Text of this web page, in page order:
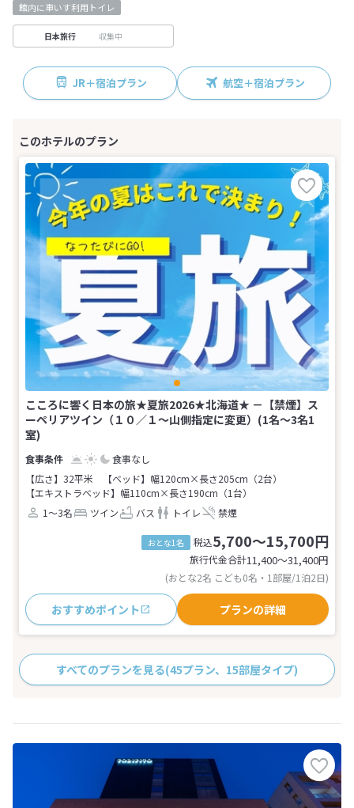
館内に車いす利用トイレ
日本旅行 収集中
JR＋宿泊プラン 航空＋宿泊プラン
こころに響く日本の旅★夏旅2026★北海道★ －【禁煙】ス
ーペリアツイン（１０／１～山側指定に変更）(1名～3名1
室)
食事なし
【広さ】32平米
【ベッド】幅120cm×長さ205cm（2台）
【エキストラベッド】幅110cm×長さ190cm（1台）
1～3名
ツイン バス トイレ 禁煙
おとな1名 税込5,700～15,700円
旅行代金合計11,400〜31,400円
(おとな2名 こども0名・1部屋/1泊2日)
おすすめポイント プランの詳細
すべてのプランを見る(45プラン、15部屋タイプ)